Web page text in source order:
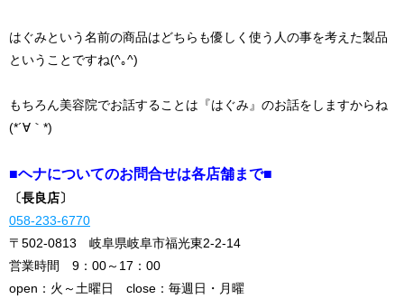
はぐみという名前の商品はどちらも優しく使う人の事を考えた製品
ということですね(^｡^)
もちろん美容院でお話することは『はぐみ』のお話をしますからね
(*´∀｀*)
■ヘナについてのお問合せは各店舗まで■
〔長良店〕
058-233-6770
〒502-0813 岐阜県岐阜市福光東2-2-14
営業時間 9：00～17：00
open：火～土曜日 close：毎週日・月曜